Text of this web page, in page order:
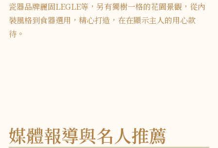
瓷器品牌麗固LEGLE等，另有獨樹一格的花園景觀，從內
裝風格到食器選用，精心打造，在在顯示主人的用心款
待。
媒體報導與名人推薦